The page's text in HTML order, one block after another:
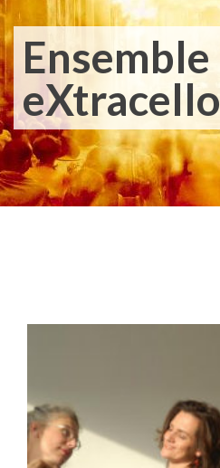
Ensemble
eXtracello